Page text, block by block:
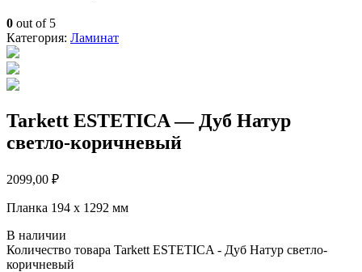
0 out of 5
Категория: Ламинат
Tarkett ESTETICA — Дуб Натур
светло-коричневый
2099,00 ₽
Планка 194 x 1292 мм
В наличии
Количество товара Tarkett ESTETICA - Дуб Натур светло-
коричневый